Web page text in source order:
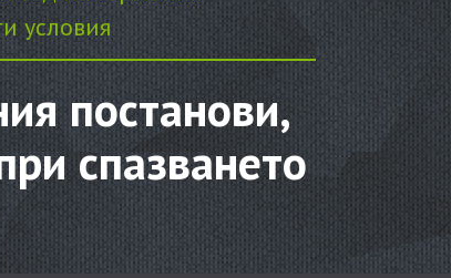
условия
постанови,
спазването